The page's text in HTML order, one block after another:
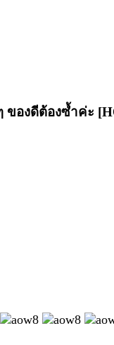
องดีต้องซ้ำค่ะ